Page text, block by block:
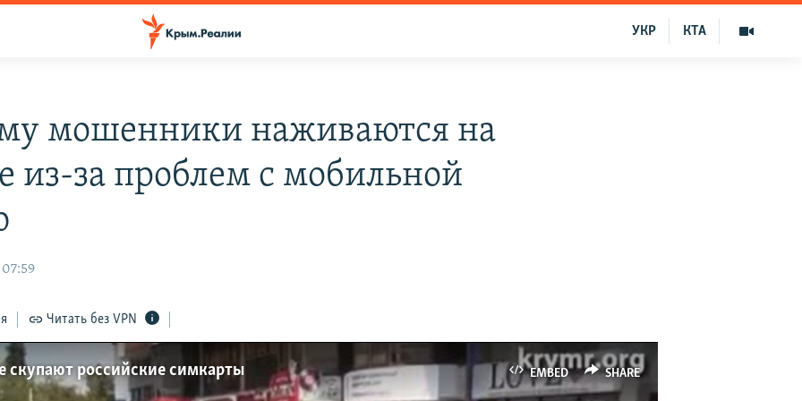
КТА
УКР
мошенники наживаются на
из-за проблем с мобильной
07:59
Читать без VPN
EMBED SHARE
скупают российские симкарты